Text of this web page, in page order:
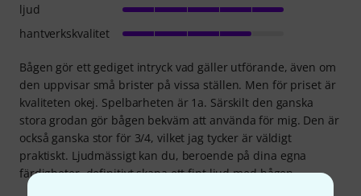
Bågen gör ett gediget intryck vad gäller utförande, även om
den uppvisar små brister på vissa ställen. Men för priset är
kvaliteten okej. Spelbarheten är 1a. Särskilt den ganska
stora grodan gör bågen bekväm att använda för mig. Den är
också ganska stor för 3/4, vilket jag tycker är väldigt
praktiskt. Ljudmässigt kan du, beroende på dina egna
färdigheter, definitivt skapa ett fint ljud med bågen.
ljud
hantverkskvalitet